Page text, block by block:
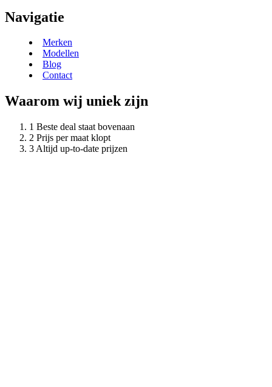
Navigatie
Merken
Modellen
Blog
Contact
Waarom wij uniek zijn
Beste deal staat bovenaan
Prijs per maat klopt
Altijd up-to-date prijzen